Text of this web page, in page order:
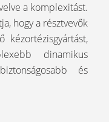
a komplexitást.
hogy a résztvevők
kézortézisgyártást,
dinamikus
és